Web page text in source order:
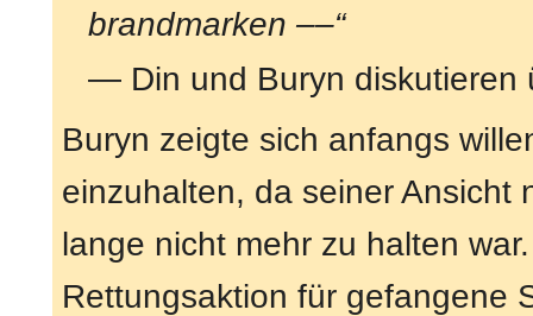
brandmarken ––“
— Din und Buryn diskutieren
Buryn zeigte sich anfangs
einzuhalten, da seiner Ansicht
lange nicht mehr zu halten
Rettungsaktion für gefangene